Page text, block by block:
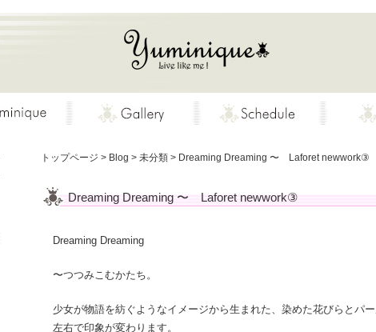
トップページ > Blog > 未分類 > Dreaming Dreaming 〜 Laforet newwork③
Dreaming Dreaming 〜 Laforet newwork③
Dreaming Dreaming
〜つつみこむかたち。
少女が物語を紡ぐようなイメージから生まれた、染めた花びらとパ
左右で印象が変わります。